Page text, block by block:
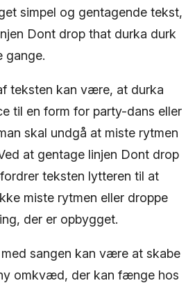
simpel og gentagende tekst,
Dont drop that durka durk
gange.
teksten kan være, at durka
til en form for party-dans eller
skal undgå at miste rytmen
at gentage linjen Dont drop
teksten lytteren til at
miste rytmen eller droppe
der er opbygget.
sangen kan være at skabe
omkvæd, der kan fænge hos